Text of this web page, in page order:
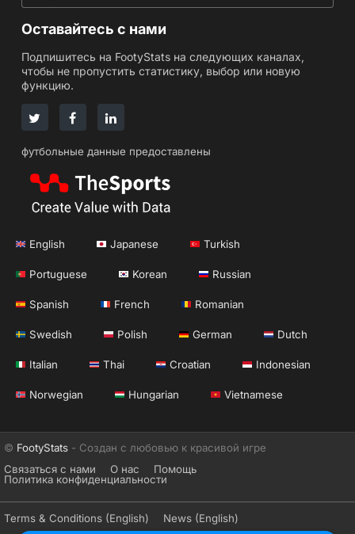
Оставайтесь с нами
Подпишитесь на FootyStats на следующих каналах,
чтобы не пропустить статистику, выбор или новую
функцию.
футбольные данные предоставлены
English Japanese Turkish
Portuguese Korean Russian
Spanish French Romanian
Swedish Polish German Dutch
Italian Thai Croatian Indonesian
Norwegian Hungarian Vietnamese
© FootyStats - Создан с любовью к красивой игре
Связаться с нами
О нас
Помощь
Политика конфиденциальности
Terms & Conditions (English) News (English)